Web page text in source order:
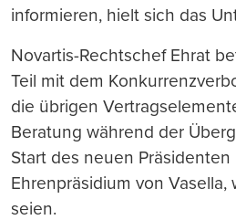
informieren, hielt sich das
Novartis-Rechtschef Ehrat
Teil mit dem
die übrigen
Beratung während der
Start des neuen
Ehrenpräsidium von
seien.